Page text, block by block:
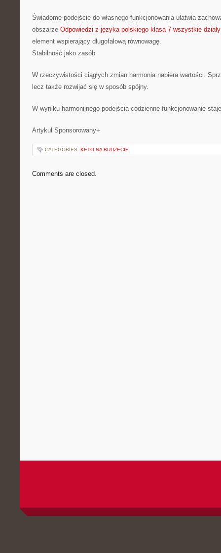
Świadome podejście do własnego funkcjonowania ułatwia
obszarze Odpowiedzi z języka polskiego klasa 7 wszystkie działy
element wspierający długofalową równowagę.
Stabilność jako zasób
W rzeczywistości ciągłych zmian harmonia nabiera wartości.
lecz także rozwijać się w sposób spójny.
W wyniku harmonijnego podejścia codzienne funkcjonowanie
Artykuł Sponsorowany+
CATEGORIES: KETO NA BUDŻECIE
Comments are closed.